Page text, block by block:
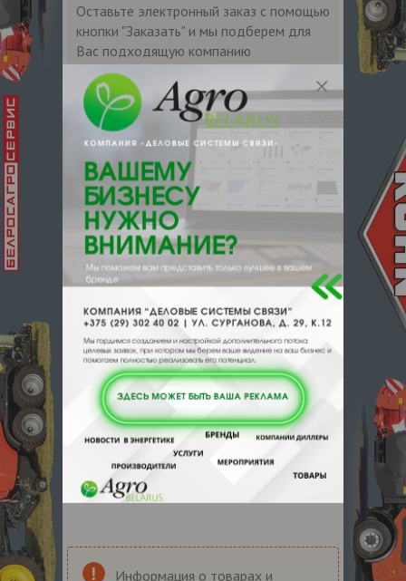
Оставьте электронный заказ с помощью
кнопки "Заказать" и мы подберем для
Вас подходящую компанию
поставщика.
Информация о товарах и